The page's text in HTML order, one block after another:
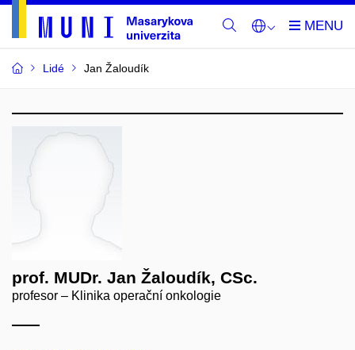
Lidé Jan Žaloudík
prof. MUDr. Jan Žaloudík, CSc.
profesor – Klinika operační onkologie